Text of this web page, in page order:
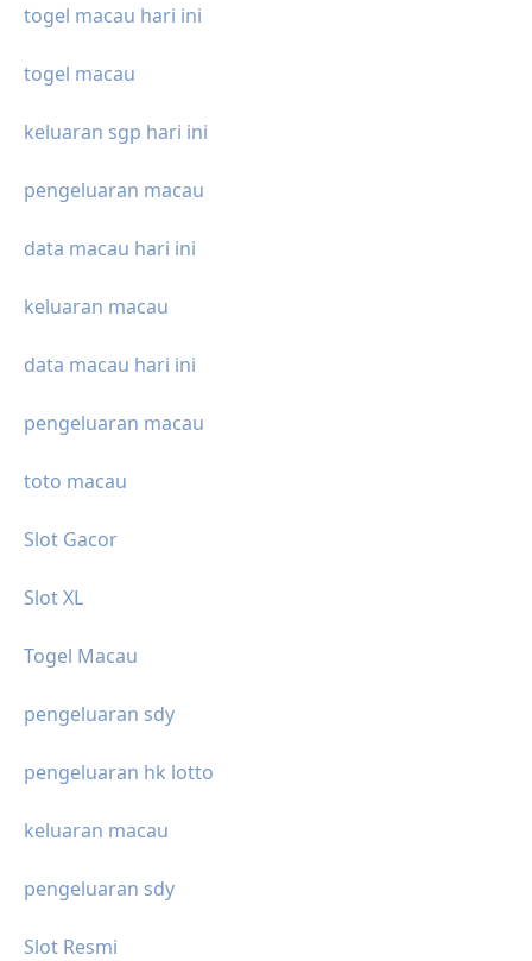
togel macau hari ini
togel macau
keluaran sgp hari ini
pengeluaran macau
data macau hari ini
keluaran macau
data macau hari ini
pengeluaran macau
toto macau
Slot Gacor
Slot XL
Togel Macau
pengeluaran sdy
pengeluaran hk lotto
keluaran macau
pengeluaran sdy
Slot Resmi